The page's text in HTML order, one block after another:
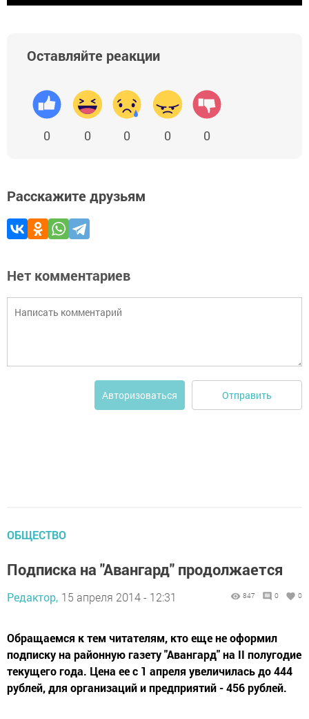
Оставляйте реакции
0 0 0 0 0
Расскажите друзьям
Нет комментариев
Авторизоваться Отправить
ОБЩЕСТВО
Подписка на "Авангард" продолжается
Редактор, 15 апреля 2014 - 12:31 847 0 0
Обращаемся к тем читателям, кто еще не оформил
подписку на районную газету "Авангард" на II полугодие
текущего года. Цена ее с 1 апреля увеличилась до 444
руб­лей, для организаций и предприятий - 456 рублей.